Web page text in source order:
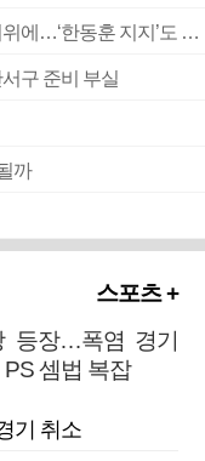
■ 국힘 부산시당, ‘정이한 조력’ 시의원 윤리위에…‘한동훈 지지’도 신고접수
구 준비 부실
까
스포츠 +
등장…폭염 경기
셈법 복잡
기 취소